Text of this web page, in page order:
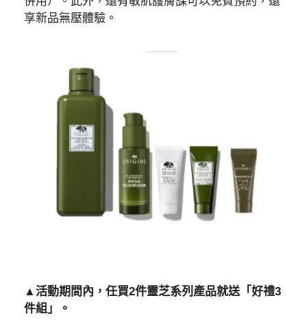
享新品無壓體驗。
▲活動期間內，任買2件靈芝系列產品就送「好禮3
件組」。